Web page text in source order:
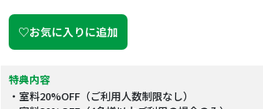
♡お気に入りに追加
特典内容
・室料20%OFF（ご利用人数制限なし）